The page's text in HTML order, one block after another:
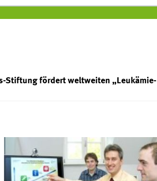
Stiftung fördert weltweiten „Leukämie-